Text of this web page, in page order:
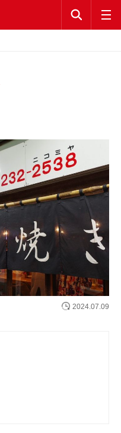
公式アプリ
利用規約
プライバシーポリシー
2024.07.09